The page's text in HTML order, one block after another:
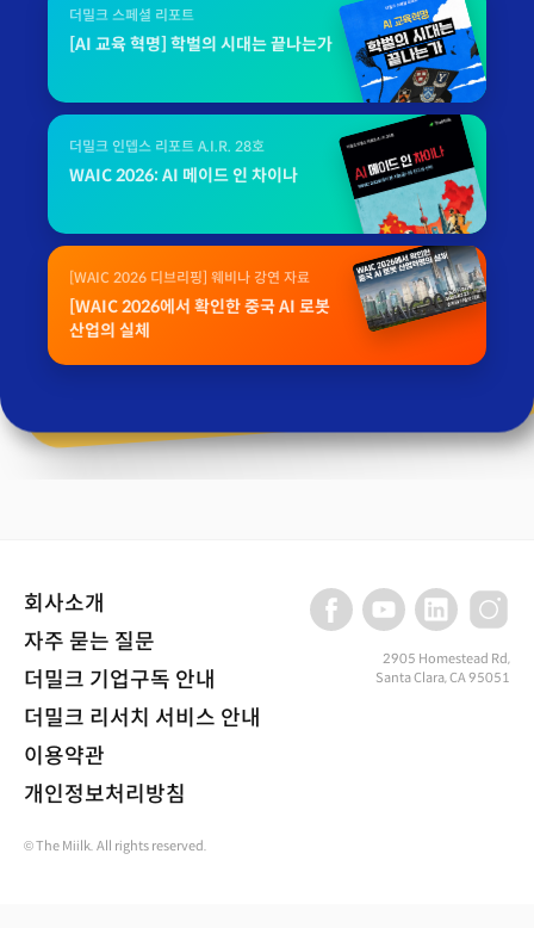
더밀크 스페셜 리포트
[AI 교육 혁명] 학벌의 시대는 끝나는가
더밀크 인뎁스 리포트 A.I.R. 28호
WAIC 2026: AI 메이드 인 차이나
[WAIC 2026 디브리핑] 웨비나 강연 자료
[WAIC 2026에서 확인한 중국 AI 로봇
산업의 실체
회사소개
자주 묻는 질문
더밀크 기업구독 안내
더밀크 리서치 서비스 안내
이용약관
개인정보처리방침
2905 Homestead Rd,
Santa Clara, CA 95051
© The Miilk. All rights reserved.